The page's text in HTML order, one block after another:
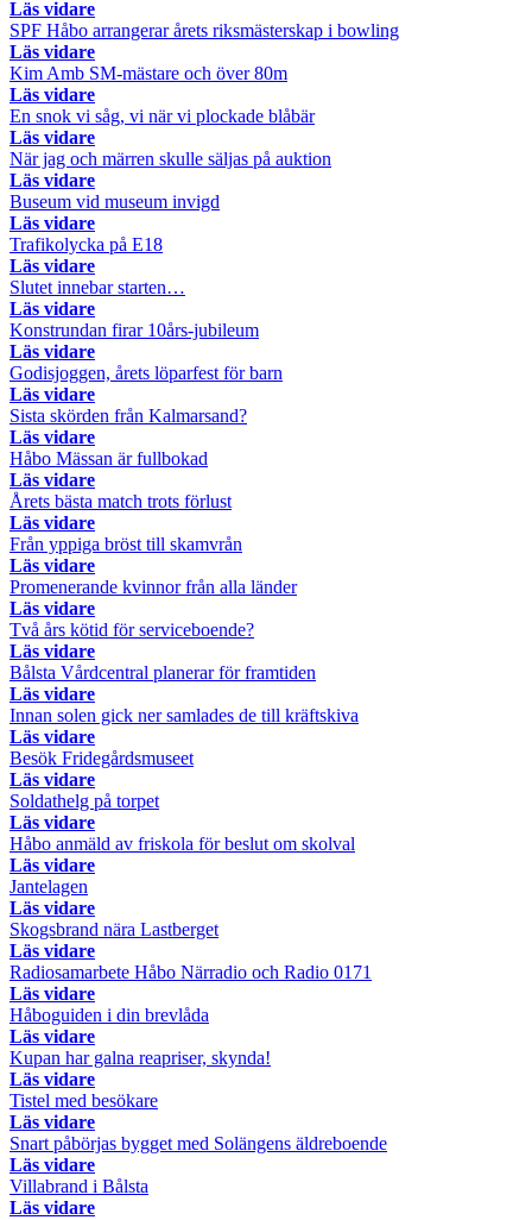
Läs vidare
SPF Håbo arrangerar årets riksmästerskap i bowling
Läs vidare
Kim Amb SM-mästare och över 80m
Läs vidare
En snok vi såg, vi när vi plockade blåbär
Läs vidare
När jag och märren skulle säljas på auktion
Läs vidare
Buseum vid museum invigd
Läs vidare
Trafikolycka på E18
Läs vidare
Slutet innebar starten…
Läs vidare
Konstrundan firar 10års-jubileum
Läs vidare
Godisjoggen, årets löparfest för barn
Läs vidare
Sista skörden från Kalmarsand?
Läs vidare
Håbo Mässan är fullbokad
Läs vidare
Årets bästa match trots förlust
Läs vidare
Från yppiga bröst till skamvrån
Läs vidare
Promenerande kvinnor från alla länder
Läs vidare
Två års kötid för serviceboende?
Läs vidare
Bålsta Vårdcentral planerar för framtiden
Läs vidare
Innan solen gick ner samlades de till kräftskiva
Läs vidare
Besök Fridegårdsmuseet
Läs vidare
Soldathelg på torpet
Läs vidare
Håbo anmäld av friskola för beslut om skolval
Läs vidare
Jantelagen
Läs vidare
Skogsbrand nära Lastberget
Läs vidare
Radiosamarbete Håbo Närradio och Radio 0171
Läs vidare
Håboguiden i din brevlåda
Läs vidare
Kupan har galna reapriser, skynda!
Läs vidare
Tistel med besökare
Läs vidare
Snart påbörjas bygget med Solängens äldreboende
Läs vidare
Villabrand i Bålsta
Läs vidare